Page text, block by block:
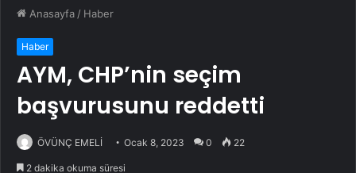
Anasayfa / Haber
Haber
AYM, CHP’nin seçim
başvurusunu reddetti
ÖVÜNÇ EMELİ Ocak 8, 2023 0 22
2 dakika okuma süresi